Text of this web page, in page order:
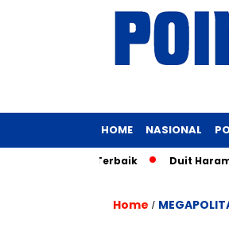
HOME NASIONAL
Duit Haram EDC
Home /